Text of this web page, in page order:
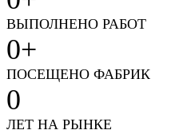
ВЫПОЛНЕНО РАБОТ
0+
ПОСЕЩЕНО ФАБРИК
0
ЛЕТ НА РЫНКЕ